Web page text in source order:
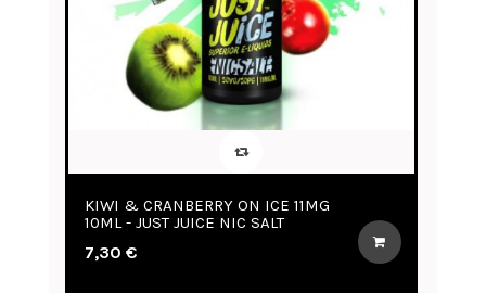
ICE 11MG
BLOOD ORANGE, CITRUS & GUAVA
11MG 10ML - JUST JUICE NIC SALT